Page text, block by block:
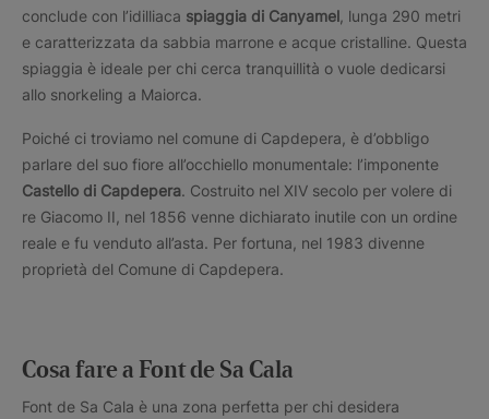
conclude con l’idilliaca spiaggia di Canyamel , lunga 290 metri
e caratterizzata da sabbia marrone e acque cristalline. Questa
spiaggia è ideale per chi cerca tranquillità o vuole dedicarsi
allo snorkeling a Maiorca.
Poiché ci troviamo nel comune di Capdepera, è d’obbligo
parlare del suo fiore all’occhiello monumentale: l’imponente
Castello di Capdepera. Costruito nel XIV secolo per volere di
re Giacomo II, nel 1856 venne dichiarato inutile con un ordine
reale e fu venduto all’asta. Per fortuna, nel 1983 divenne
proprietà del Comune di Capdepera.
Cosa fare a Font de Sa Cala
Font de Sa Cala è una zona perfetta per chi desidera